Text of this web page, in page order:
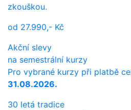
zkouškou.
od 27.990,- Kč
Akční slevy
na semestrální kurzy
Pro vybrané kurzy při platbě
31.08.2026.
30 letá tradice